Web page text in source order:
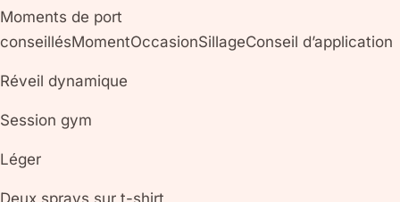
Moments de port
conseillésMomentOccasionSillageConseil d’application
Réveil dynamique
Session gym
Léger
Deux sprays sur t-shirt